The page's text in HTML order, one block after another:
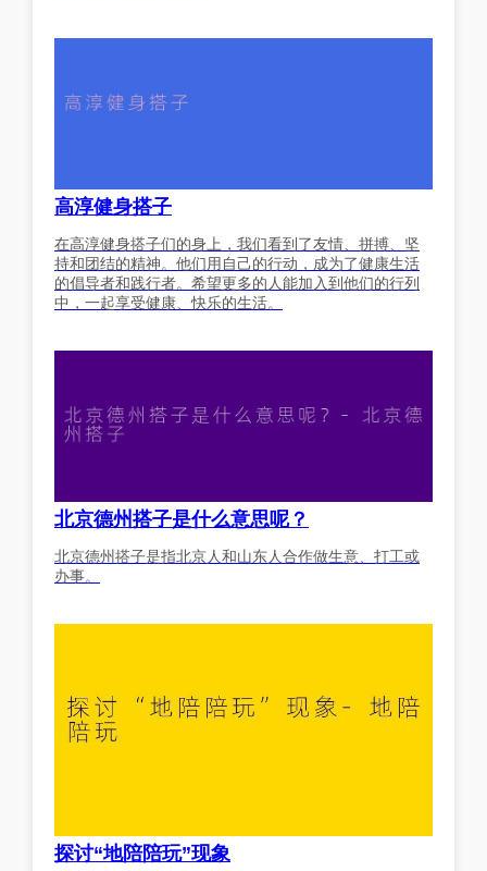
高淳健身搭子
在高淳健身搭子们的身上，我们看到了友情、拼搏、坚
持和团结的精神。他们用自己的行动，成为了健康生活
的倡导者和践行者。希望更多的人能加入到他们的行列
中，一起享受健康、快乐的生活。
北京德州搭子是什么意思呢？
北京德州搭子是指北京人和山东人合作做生意、打工或
办事。
探讨“地陪陪玩”现象